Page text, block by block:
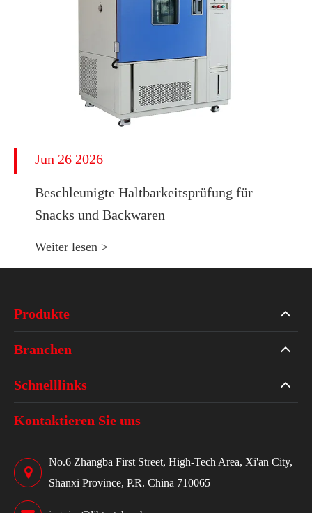
Jun 26 2026
Beschleunigte Haltbarkeitsprüfung für
Snacks und Backwaren
Weiter lesen >
Produkte
Branchen
Schnelllinks
Kontaktieren Sie uns
No.6 Zhangba First Street, High-Tech Area, Xi'an City,
Shanxi Province, P.R. China 710065